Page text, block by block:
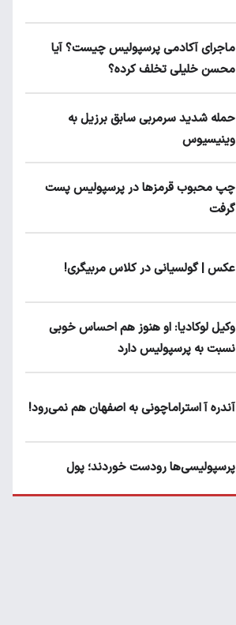
ماجرای آکادمی پرسپولیس چیست؟ آیا
محسن خلیلی تخلف کرده؟
حمله شدید سرمربی سابق برزیل به
وینیسیوس
چپ محبوب قرمزها در پرسپولیس پست
گرفت
عکس | گولسیانی در کلاس مربیگری!
وکیل لوکادیا: او هنوز هم احساس خوبی
نسبت به پرسپولیس دارد
آندره آ استراماچونی به اصفهان هم نمی‌رود!
پرسپولیسی‌ها رودست خوردند؛ پول